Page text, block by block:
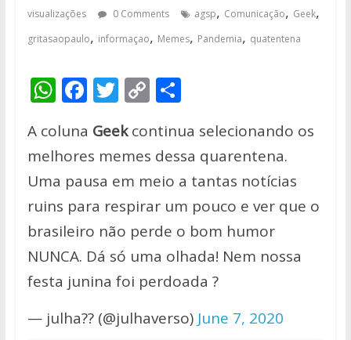
visualizações
0 Comments agsp, Comunicação, Geek,
gritasaopaulo, informaçao, Memes, Pandemia, quatentena
W
at
s
A
p
p
F
e
b
o
o
k
T
itt
er
C
p
y
Li
n
k
S
ar
e
A coluna Geekcontinua selecionando os
melhores memes dessa quarentena.
Uma pausa em meio a tantas notícias
ruins para respirar um pouco e ver que o
brasileiro não perde o bom humor
NUNCA. Dá só uma olhada! Nem nossa
festa junina foi perdoada ?
— julha?? (@julhaverso) June 7, 2020